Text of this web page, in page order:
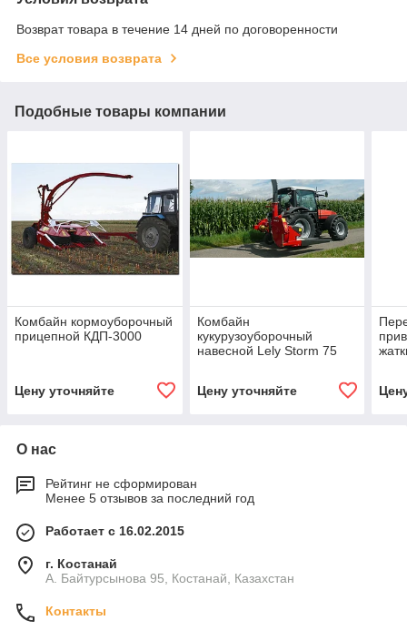
Возврат товара в течение 14 дней по договоренности
Все условия возврата
Подобные товары компании
Комбайн кормоуборочный
прицепной КДП-3000
Цену уточняйте
Комбайн
кукурузоуборочный
навесной Lely Storm 75
Цену уточняйте
О нас
Рейтинг не сформирован
Менее 5 отзывов за последний год
Работает с 16.02.2015
г. Костанай
А. Байтурсынова 95, Костанай, Казахстан
Контакты